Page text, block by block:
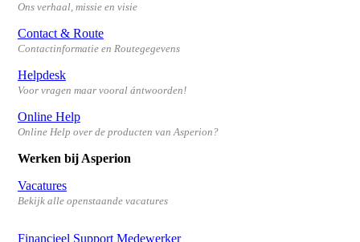
Ons verhaal, missie en visie
Contact & Route
Contactinformatie en Routegegevens
Helpdesk
Voor vragen maar vooral ántwoorden!
Online Help
Online Help over de producten van Asperion?
Werken bij Asperion
Vacatures
Bekijk alle openstaande vacatures
Financieel Support Medewerker